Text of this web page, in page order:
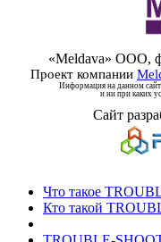
«Meldava» ООО,
Проект компании
Информация на данном
и ни при каких
Сайт
Что такое
Кто такой